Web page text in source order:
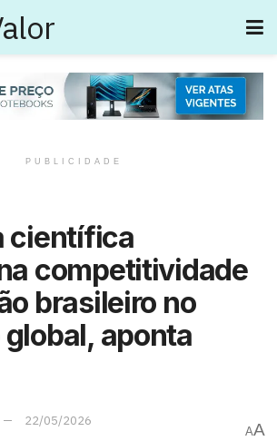
PUBLICIDADE
científica
competitividade
brasileiro no
aponta
22/05/2026
AA